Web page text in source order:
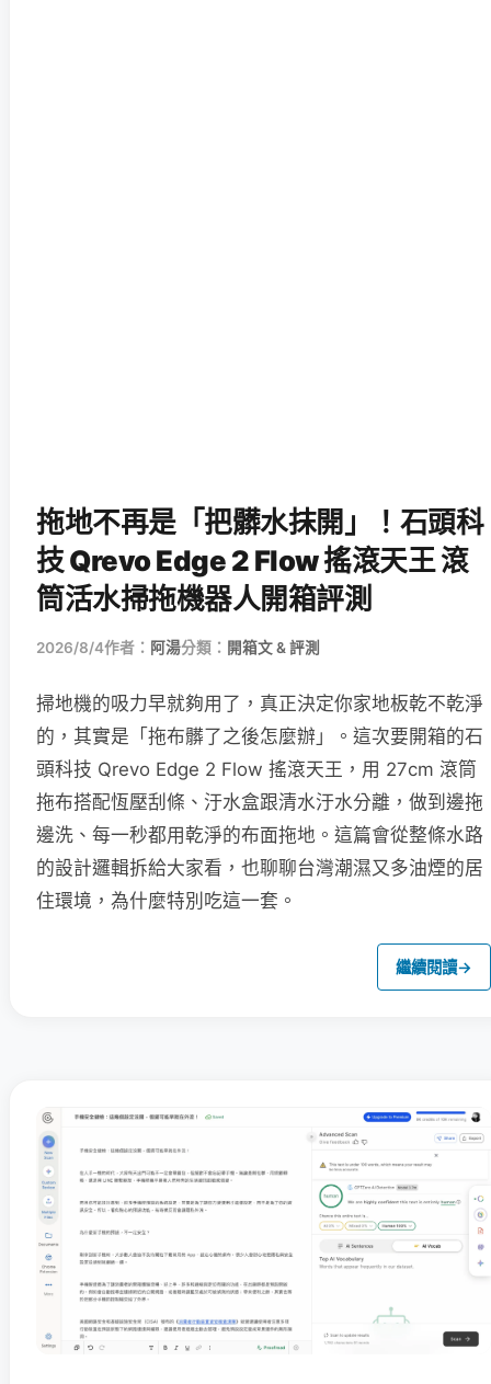
拖地不再是「把髒水抹開」！石頭科
技 Qrevo Edge 2 Flow 搖滾天王 滾
筒活水掃拖機器人開箱評測
2026/8/4作者： 阿湯分類： 開箱文 & 評測
掃地機的吸力早就夠用了，真正決定你家地板乾不乾淨
的，其實是「拖布髒了之後怎麼辦」。這次要開箱的石
頭科技 Qrevo Edge 2 Flow 搖滾天王，用 27cm 滾筒
拖布搭配恆壓刮條、汙水盒跟清水汙水分離，做到邊拖
邊洗、每一秒都用乾淨的布面拖地。這篇會從整條水路
的設計邏輯拆給大家看，也聊聊台灣潮濕又多油煙的居
住環境，為什麼特別吃這一套。
繼續閱讀→